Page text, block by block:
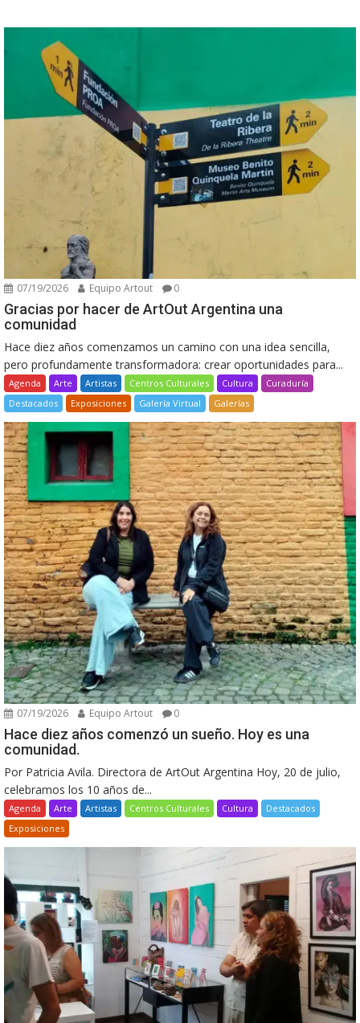
07/19/2026 Equipo Artout 0
Gracias por hacer de ArtOut Argentina una
comunidad
Hace diez años comenzamos un camino con una idea sencilla,
pero profundamente transformadora: crear oportunidades para...
Agenda Arte Artistas Centros Culturales Cultura
Curaduría
Destacados
Exposiciones Galería Virtual Galerías
07/19/2026 Equipo Artout 0
Hace diez años comenzó un sueño. Hoy es una
comunidad.
Por Patricia Avila. Directora de ArtOut Argentina Hoy, 20 de julio,
celebramos los 10 años de...
Agenda Arte Artistas Centros Culturales Cultura
Destacados
Exposiciones